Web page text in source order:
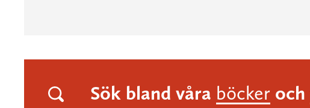
Sök bland våra böcker och